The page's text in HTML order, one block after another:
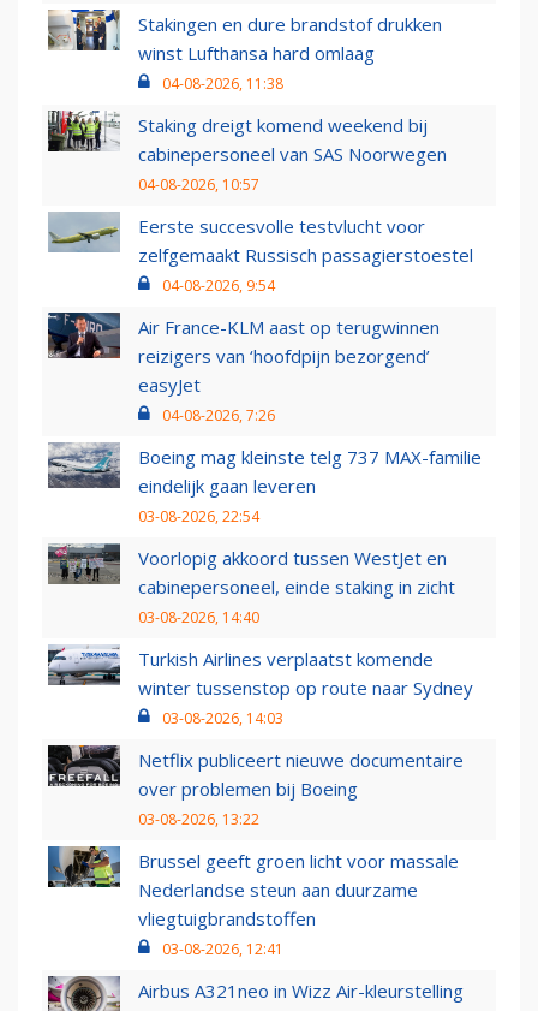
Stakingen en dure brandstof drukken
winst Lufthansa hard omlaag
04-08-2026, 11:38
Staking dreigt komend weekend bij
cabinepersoneel van SAS Noorwegen
04-08-2026, 10:57
Eerste succesvolle testvlucht voor
zelfgemaakt Russisch passagierstoestel
04-08-2026, 9:54
Air France-KLM aast op terugwinnen
reizigers van ‘hoofdpijn bezorgend’
easyJet
04-08-2026, 7:26
Boeing mag kleinste telg 737 MAX-familie
eindelijk gaan leveren
03-08-2026, 22:54
Voorlopig akkoord tussen WestJet en
cabinepersoneel, einde staking in zicht
03-08-2026, 14:40
Turkish Airlines verplaatst komende
winter tussenstop op route naar Sydney
03-08-2026, 14:03
Netflix publiceert nieuwe documentaire
over problemen bij Boeing
03-08-2026, 13:22
Brussel geeft groen licht voor massale
Nederlandse steun aan duurzame
vliegtuigbrandstoffen
03-08-2026, 12:41
Airbus A321neo in Wizz Air-kleurstelling